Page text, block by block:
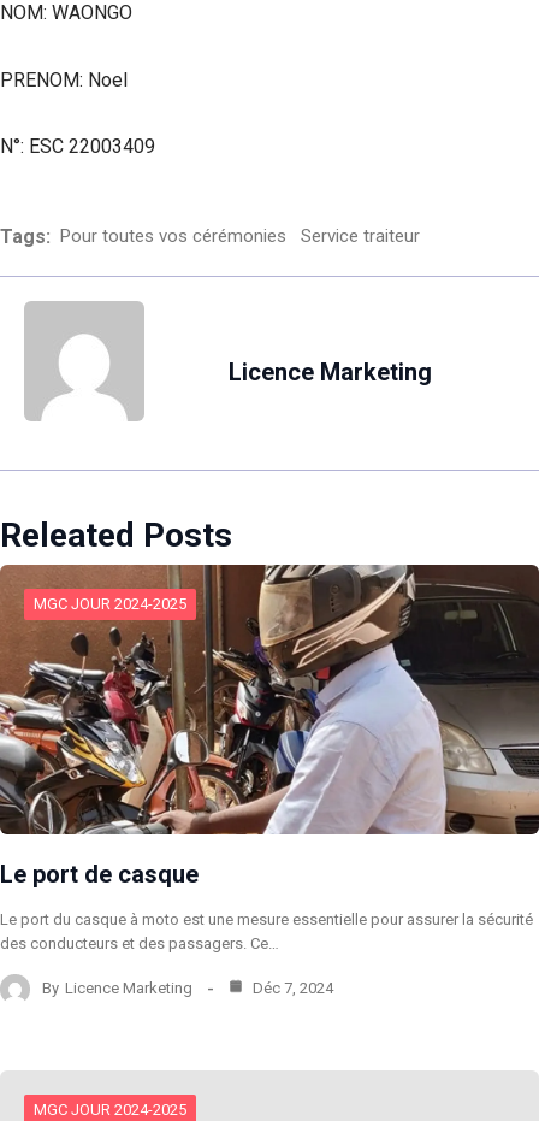
NOM: WAONGO
PRENOM: Noel
N°: ESC 22003409
Tags: Pour toutes vos cérémonies Service traiteur
Licence Marketing
Releated Posts
MGC JOUR 2024-2025
Le port de casque
Le port du casque à moto est une mesure essentielle pour assurer la sécurité
des conducteurs et des passagers. Ce…
By Licence Marketing Déc 7, 2024
MGC JOUR 2024-2025